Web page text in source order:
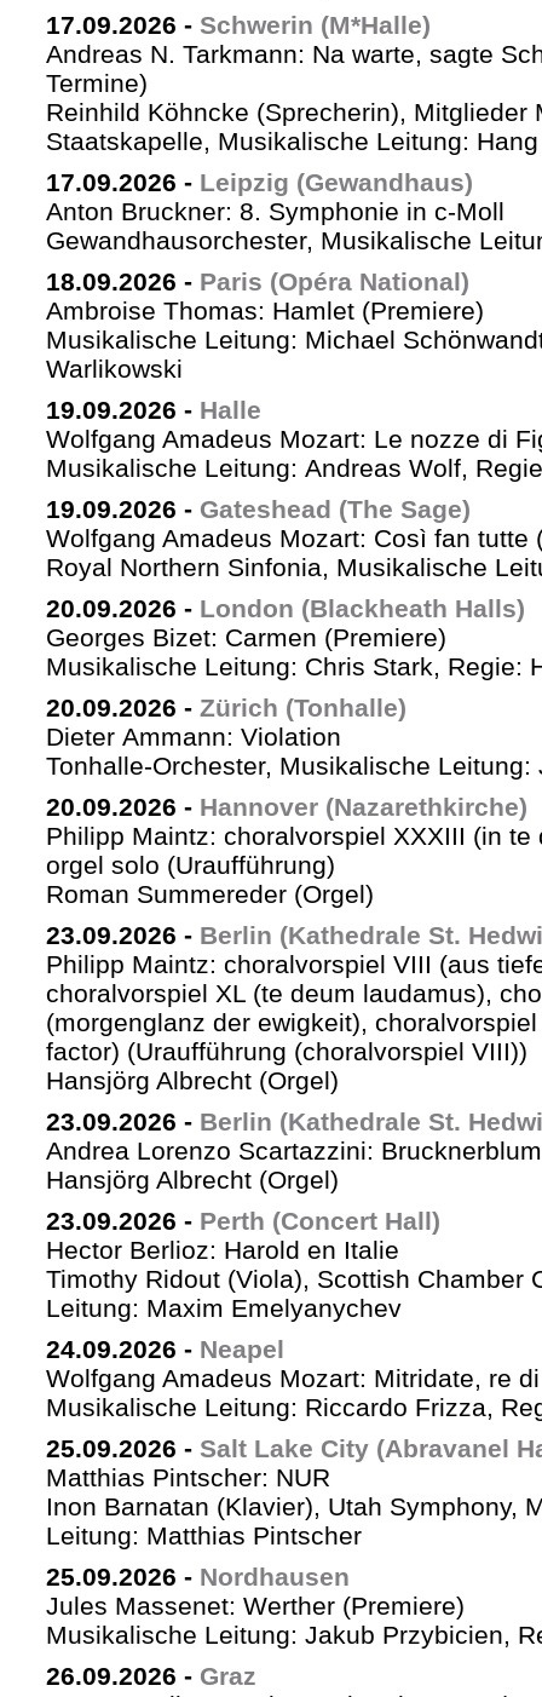
17.09.2026 - Schwerin (M*Halle)
Andreas N. Tarkmann: Na warte, sagte
Termine)
Reinhild Köhncke (Sprecherin), Mitglieder
Staatskapelle, Musikalische Leitung:
17.09.2026 - Leipzig (Gewandhaus)
Anton Bruckner: 8. Symphonie in c-Moll
Gewandhausorchester, Musikalische
18.09.2026 - Paris (Opéra National)
Ambroise Thomas: Hamlet (Premiere)
Musikalische Leitung: Michael
Warlikowski
19.09.2026 - Halle
Wolfgang Amadeus Mozart: Le nozze di
Musikalische Leitung: Andreas Wolf,
19.09.2026 - Gateshead (The Sage)
Wolfgang Amadeus Mozart: Così fan tutte
Royal Northern Sinfonia, Musikalische
20.09.2026 - London (Blackheath Halls)
Georges Bizet: Carmen (Premiere)
Musikalische Leitung: Chris Stark, Regie:
20.09.2026 - Zürich (Tonhalle)
Dieter Ammann: Violation
Tonhalle-Orchester, Musikalische Leitung:
20.09.2026 - Hannover (Nazarethkirche)
Philipp Maintz: choralvorspiel XXXIII (in te
orgel solo (Uraufführung)
Roman Summereder (Orgel)
23.09.2026 - Berlin (Kathedrale St.
Philipp Maintz: choralvorspiel VIII (aus
choralvorspiel XL (te deum laudamus),
(morgenglanz der ewigkeit),
factor) (Uraufführung (choralvorspiel VIII))
Hansjörg Albrecht (Orgel)
23.09.2026 - Berlin (Kathedrale St.
Andrea Lorenzo Scartazzini:
Hansjörg Albrecht (Orgel)
23.09.2026 - Perth (Concert Hall)
Hector Berlioz: Harold en Italie
Timothy Ridout (Viola), Scottish Chamber
Leitung: Maxim Emelyanychev
24.09.2026 - Neapel
Wolfgang Amadeus Mozart: Mitridate, re
Musikalische Leitung: Riccardo Frizza,
25.09.2026 - Salt Lake City (Abravanel
Matthias Pintscher: NUR
Inon Barnatan (Klavier), Utah Symphony,
Leitung: Matthias Pintscher
25.09.2026 - Nordhausen
Jules Massenet: Werther (Premiere)
Musikalische Leitung: Jakub Przybicien,
26.09.2026 - Graz